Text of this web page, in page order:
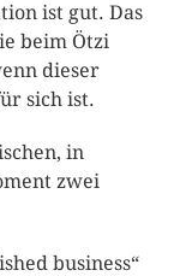
ist gut. Das
beim Ötzi
dieser
sich ist.
in
zwei
business“